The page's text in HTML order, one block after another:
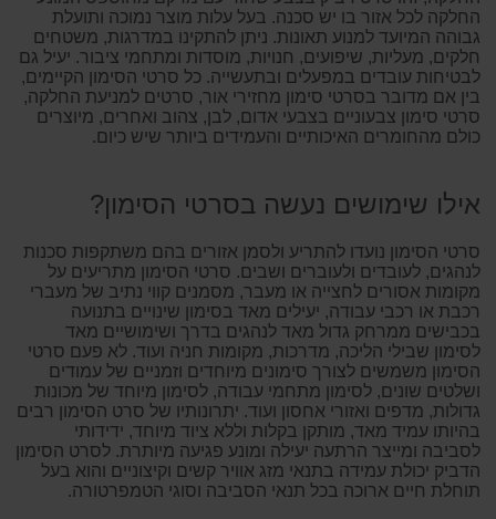
החלקה לכל אזור בו יש סכנה. בעל עלות מוצר נמוכה ותועלת
גבוהה המיועד למנוע תאונות. ניתן להתקינו במדרגות, משטחים
חלקים, מעליות, שיפועים, חנויות, מוסדות ומתחמי ציבור. יעיל גם
לבטיחות עובדים במפעלים ובתעשייה. כל סרטי הסימון הקיימים,
בין אם מדובר בסרטי סימון מחזירי אור, סרטים למניעת החלקה,
סרטי סימון צבעוניים בצבעי אדום, לבן, צהוב ואחרים, מיוצרים
כולם מהחומרים האיכותיים והעמידים ביותר שיש כיום.
אילו שימושים נעשה בסרטי הסימון?
סרטי הסימון נועדו להתריע ולסמן אזורים בהם משתקפות סכנות
לנהגים, לעובדים ולעוברים ושבים. סרטי הסימון מתריעים על
מקומות אסורים לחצייה או מעבר, מסמנים קווי נתיב של מעברי
רכבת או רכבי עבודה, יעילים מאד בסימון שינויים בתנועה
בכבישים ממרחק גדול מאד לנהגים בדרך ושימושיים מאד
לסימון שבילי הליכה, מדרכות, מקומות חניה ועוד. לא פעם סרטי
הסימון משמשים לצורך סימונים מיוחדים וזמניים של עמודים
ושלטים שונים, לסימון מתחמי עבודה, לסימון מיוחד של מכונות
גדולות, מדפים ואזורי אחסון ועוד. יתרונותיו של סרט הסימון רבים
בהיותו עמיד מאד, מותקן בקלות וללא ציוד מיוחד, ידידותי
לסביבה ומייצר הרתעה יעילה ומונע פגיעה מיותרת. לסרט הסימון
הדביק יכולת עמידה בתנאי מזג אוויר קשים וקיצוניים והוא בעל
תוחלת חיים ארוכה בכל תנאי הסביבה וסוגי הטמפרטורה.